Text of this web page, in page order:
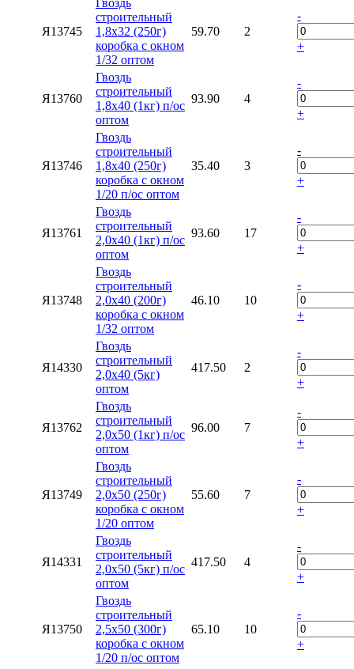
Я13745
строительный
1,8х32 (250г)
коробка с окном
1/32 оптом
59.70 2
-
+
Я13760
Гвоздь
строительный
1,8х40 (1кг) п/ос
оптом
93.90 4
-
+
Я13746
Гвоздь
строительный
1,8х40 (250г)
коробка с окном
1/20 п/ос оптом
35.40 3
-
+
Я13761
Гвоздь
строительный
2,0х40 (1кг) п/ос
оптом
93.60 17
-
+
Я13748
Гвоздь
строительный
2,0х40 (200г)
коробка с окном
1/32 оптом
46.10 10
-
+
Я14330
Гвоздь
строительный
2,0х40 (5кг)
оптом
417.50 2
-
+
Я13762
Гвоздь
строительный
2,0х50 (1кг) п/ос
оптом
96.00 7
-
+
Я13749
Гвоздь
строительный
2,0х50 (250г)
коробка с окном
1/20 оптом
55.60 7
-
+
Я14331
Гвоздь
строительный
2,0х50 (5кг) п/ос
оптом
417.50 4
-
+
Я13750
Гвоздь
строительный
2,5х50 (300г)
коробка с окном
1/20 п/ос оптом
65.10 10
-
+